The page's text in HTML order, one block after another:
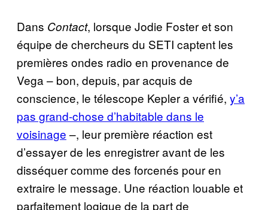
Dans Contact, lorsque Jodie Foster et son
équipe de chercheurs du SETI captent les
premières ondes radio en provenance de
Vega – bon, depuis, par acquis de
conscience, le télescope Kepler a vérifié, y’a
pas grand-chose d’habitable dans le
voisinage –, leur première réaction est
d’essayer de les enregistrer avant de les
disséquer comme des forcenés pour en
extraire le message. Une réaction louable et
parfaitement logique de la part de